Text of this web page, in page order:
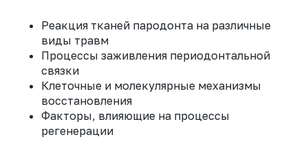
Реакция тканей пародонта на различные
виды травм
Процессы заживления периодонтальной
связки
Клеточные и молекулярные механизмы
восстановления
Факторы, влияющие на процессы
регенерации
Разработаете
стратегии
восстановления
неблагоприятном
04
Овладеете
техникой
атравматичной
реплантациии
оптимальными
методами
шинирования
Именной сертификат
1 модуль 28 000 ₽
При оплате полного курса из 6
модулей168 000 105 000 ₽
ПРИ ОПЛАТЕ ПОЛНОГО КУРСА ДО 1
АВГУСТА ДОСТУП КО ВСЕМ УЧЕБНЫМ
МАТЕРИАЛАМ ПРЕДОСТАВЛЯЕТСЯ НА 6